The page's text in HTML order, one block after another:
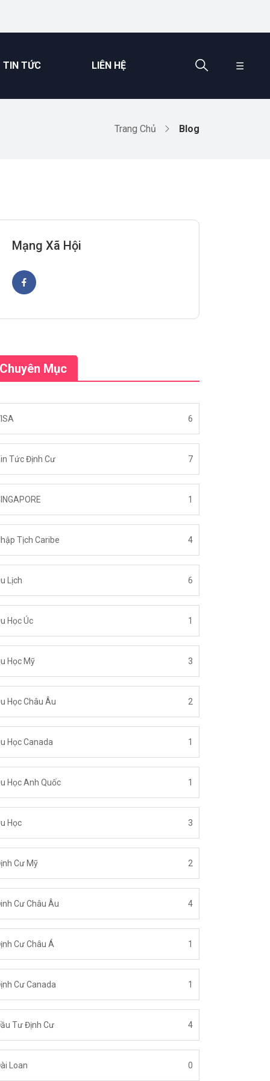
TIN TỨC LIÊN HỆ ☰
Trang Chủ Blog
Mạng Xã Hội
Chuyên Mục
6
Tức Định Cư 7
1
Tịch Caribe 4
Lịch 6
Học Úc 1
Học Mỹ 3
Học Châu Âu 2
Học Canada 1
Học Anh Quốc 1
Học 3
Cư Mỹ 2
Cư Châu Âu 4
Cư Châu Á 1
Cư Canada 1
Tư Định Cư 4
Loan 0